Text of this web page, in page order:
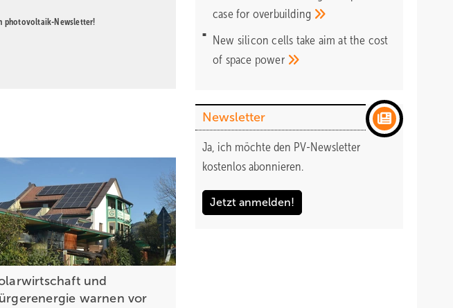
photovoltaik-Newsletter!
und
warnen vor
case for overbuilding
New silicon cells take aim at the cost
of space power
Newsletter
Ja, ich möchte den PV-Newsletter
kostenlos abonnieren.
Jetzt anmelden!